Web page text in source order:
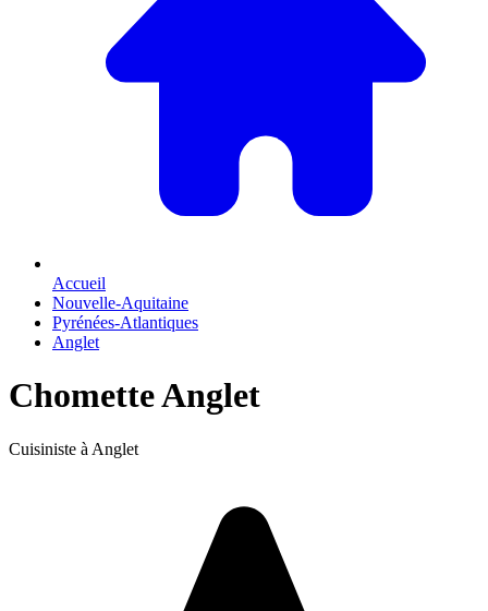
Accueil
Nouvelle-Aquitaine
Pyrénées-Atlantiques
Anglet
Chomette Anglet
Cuisiniste à Anglet